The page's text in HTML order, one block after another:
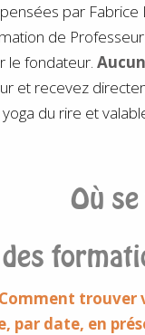
par
de
le fondateur.
et recevez
du rire et
Où
Comment trouver
par date, en